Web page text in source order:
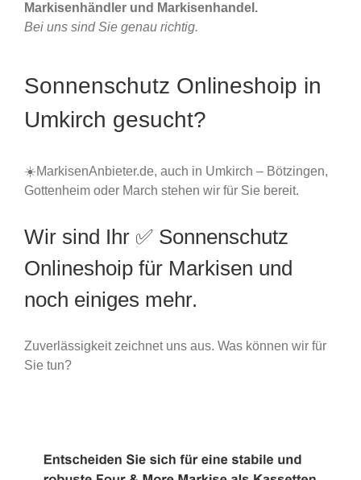
Markisenhändler und Markisenhandel.
Bei uns sind Sie genau richtig.
Sonnenschutz Onlineshoip in
Umkirch gesucht?
☀️MarkisenAnbieter.de, auch in Umkirch – Bötzingen,
Gottenheim oder March stehen wir für Sie bereit.
Wir sind Ihr ✅ Sonnenschutz
Onlineshoip für Markisen und
noch einiges mehr.
Zuverlässigkeit zeichnet uns aus. Was können wir für
Sie tun?